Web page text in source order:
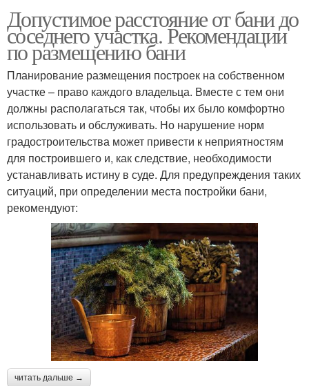
Допустимое расстояние от бани до
соседнего участка. Рекомендации
по размещению бани
Планирование размещения построек на собственном
участке – право каждого владельца. Вместе с тем они
должны располагаться так, чтобы их было комфортно
использовать и обслуживать. Но нарушение норм
градостроительства может привести к неприятностям
для построившего и, как следствие, необходимости
устанавливать истину в суде. Для предупреждения таких
ситуаций, при определении места постройки бани,
рекомендуют:
читать дальше →